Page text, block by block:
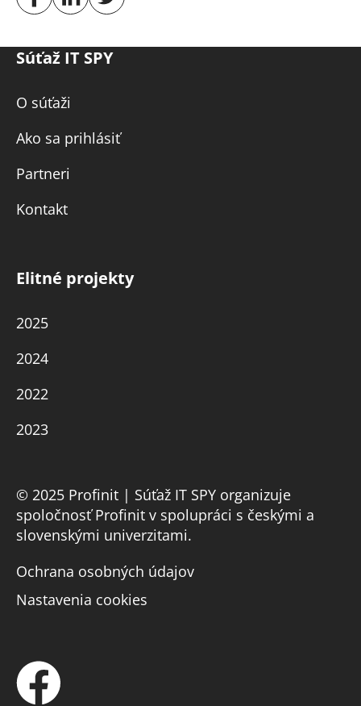
Súťaž IT SPY
O súťaži
Ako sa prihlásiť
Partneri
Kontakt
Elitné projekty
2025
2024
2022
2023
© 2025 Profinit | Súťaž IT SPY organizuje
spoločnosť Profinit v spolupráci s českými a
slovenskými univerzitami.
Ochrana osobných údajov
Nastavenia cookies